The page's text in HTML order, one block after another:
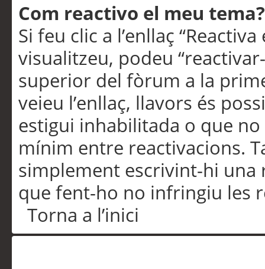
Com reactivo el meu tema?
Si feu clic a l’enllaç
visualitzeu, podeu
superior del fòrum a la
veieu l’enllaç, llavors és
estigui inhabilitada o que
mínim entre reactivacions.
simplement escrivint-hi una
que fent-ho no infringiu les
Torna a l’inici